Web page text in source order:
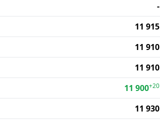
-
11 915
11 910
11 910
11 900+20
11 930